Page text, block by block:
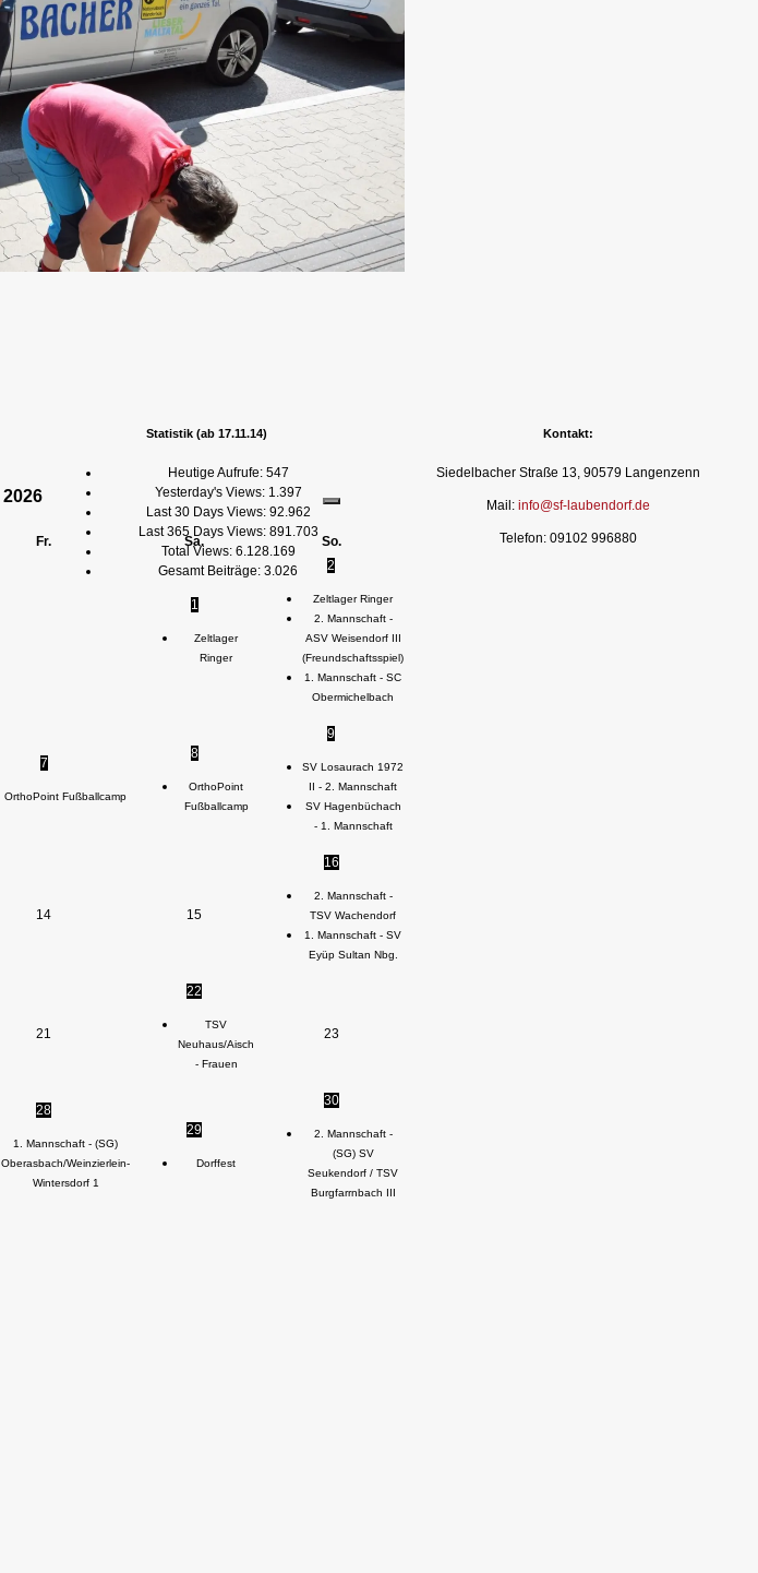
2026
Fr. Sa. So.
1
Zeltlager
Ringer
2
Zeltlager Ringer
2. Mannschaft -
ASV Weisendorf III
(Freundschaftsspiel)
1. Mannschaft - SC
Obermichelbach
7
OrthoPoint Fußballcamp
8
OrthoPoint
Fußballcamp
9
SV Losaurach 1972
II - 2. Mannschaft
SV Hagenbüchach
- 1. Mannschaft
14 15
16
2. Mannschaft -
TSV Wachendorf
1. Mannschaft - SV
Eyüp Sultan Nbg.
21
22
TSV
Neuhaus/Aisch
- Frauen
23
28
1. Mannschaft - (SG)
Oberasbach/Weinzierlein-
Wintersdorf 1
29
Dorffest
30
2. Mannschaft -
(SG) SV
Seukendorf / TSV
Burgfarrnbach III
Statistik (ab 17.11.14)
Heutige Aufrufe: 547
Yesterday's Views: 1.397
Last 30 Days Views: 92.962
Last 365 Days Views: 891.703
Total Views: 6.128.169
Gesamt Beiträge: 3.026
Kontakt:
Siedelbacher Straße 13, 90579 Langenzenn
Mail: info@sf-laubendorf.de
Telefon: 09102 996880